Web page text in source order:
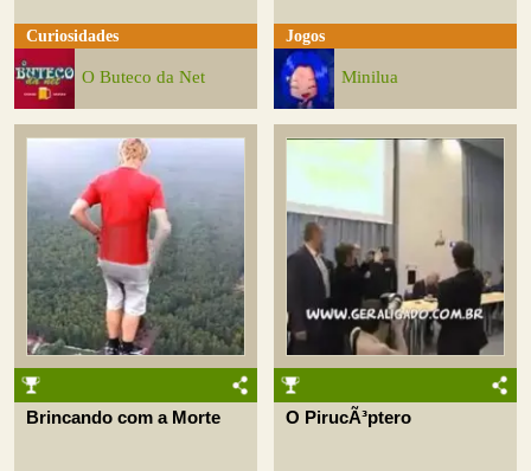
Curiosidades
O Buteco da Net
Jogos
Minilua
Brincando com a Morte O PirucÃ³ptero